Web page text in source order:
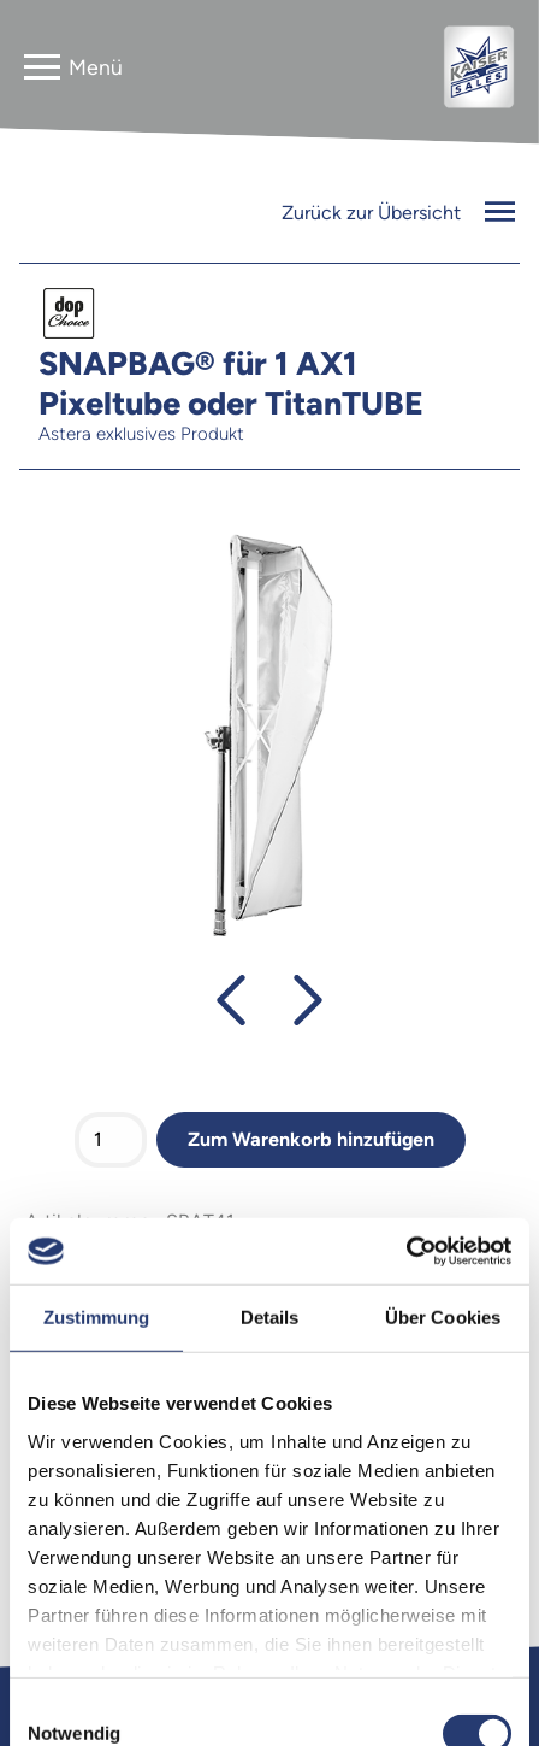
Zustimmung Details Über Cookies
Diese Webseite verwendet Cookies
Wir verwenden Cookies, um Inhalte und Anzeigen zu
personalisieren, Funktionen für soziale Medien anbieten
zu können und die Zugriffe auf unsere Website zu
analysieren. Außerdem geben wir Informationen zu Ihrer
Verwendung unserer Website an unsere Partner für
soziale Medien, Werbung und Analysen weiter. Unsere
Partner führen diese Informationen möglicherweise mit
weiteren Daten zusammen, die Sie ihnen bereitgestellt
Notwendig
PG3 NEO
FLEXline
Gebrauchtverkauf
Kontakt
Jobs
Newsletter
Zurück zur Übersicht
SNAPBAG® für 1 AX1
Pixeltube oder TitanTUBE
Astera exklusives Produkt
Zum Warenkorb hinzufügen
Artikelnummer: SBAT41
einzelne Astera AX1 Pixeltube oder TitanTUBE inklusive
einem MAGIC-cloth für die Frontdiffusion und einer
Hier für benötigt ihr die ASTERAWingPlate
Dieses Set beinhaltet:
• SNAPBAG®
• Frontdiffusor
• Tragetasche